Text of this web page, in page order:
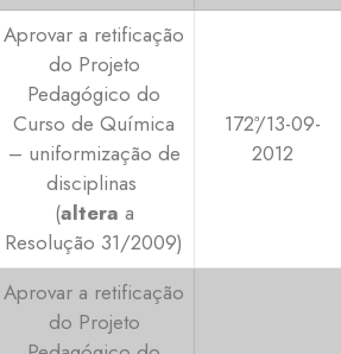
Aprovar a retificação
do Projeto
Pedagógico do
Curso de Química
– uniformização de
disciplinas
(altera a
Resolução 31/2009)
172ª/13-09-
2012
Aprovar a retificação
do Projeto